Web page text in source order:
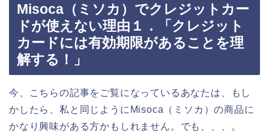
Misoca（ミソカ）でクレジットカー
ドが使えない理由１．「クレジット
カードには有効期限があることを理
解する！」
今、こちらの記事をご覧になっているあなたは、もし
かしたら、私と同じようにMisoca（ミソカ）の商品に
かなり興味がある方かもしれません。でも、、、。